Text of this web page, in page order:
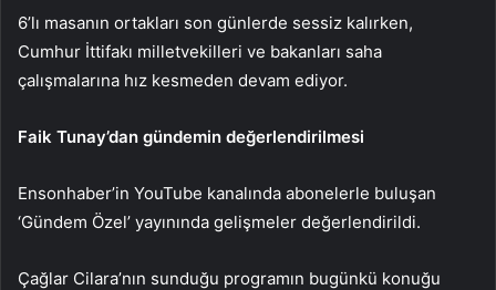
6’lı masanın ortakları son günlerde sessiz kalırken,
Cumhur İttifakı milletvekilleri ve bakanları saha
çalışmalarına hız kesmeden devam ediyor.
Faik Tunay’dan gündemin değerlendirilmesi
Ensonhaber’in YouTube kanalında abonelerle buluşan
‘Gündem Özel’ yayınında gelişmeler değerlendirildi.
Çağlar Cilara’nın sunduğu programın bugünkü konuğu